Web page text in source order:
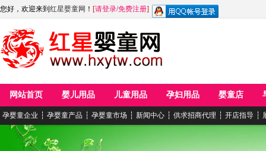
您好，欢迎来到 红星婴童网 ！ [请登录/免费注册]
网站首页 婴儿用品 儿童用品 孕妇用品 婴童店
孕婴童企业 ┆ 孕婴童产品 ┆ 孕婴童市场 ┆ 新闻中心 ┆ 供求招商代理 ┆ 开店指导 ┆